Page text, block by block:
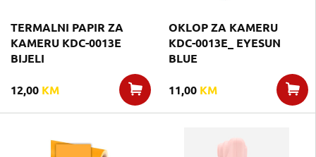
TERMALNI PAPIR ZA
KAMERU KDC-0013E
BIJELI
12,00 KM
OKLOP ZA KAMERU
KDC-0013E_ EYESUN
BLUE
11,00 KM